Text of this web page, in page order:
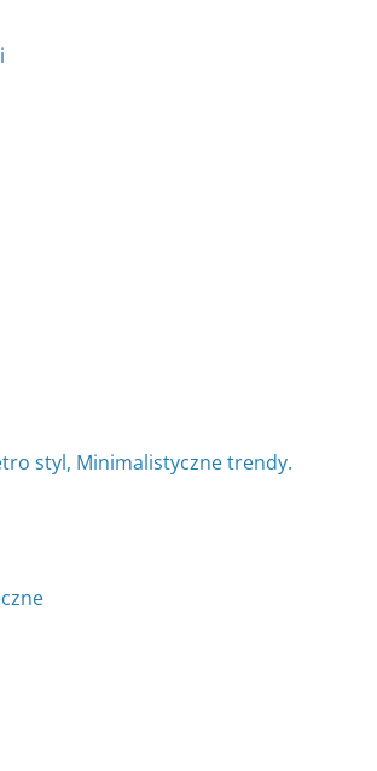
styl, Minimalistyczne trendy.